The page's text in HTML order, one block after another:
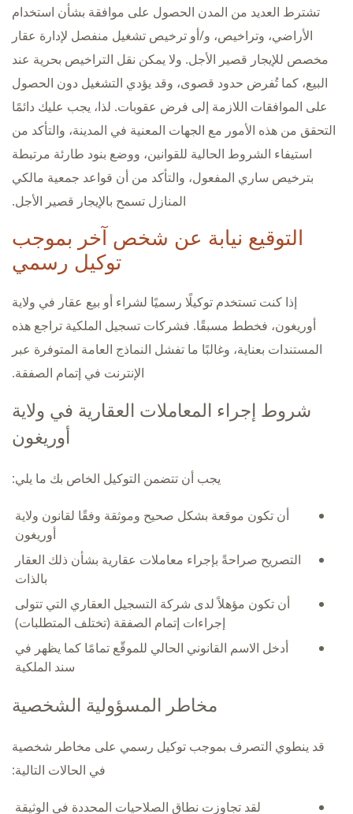
تشترط العديد من المدن الحصول على موافقة بشأن استخدام
الأراضي، وتراخيص، و/أو ترخيص تشغيل منفصل لإدارة عقار
مخصص للإيجار قصير الأجل. ولا يمكن نقل التراخيص بحرية عند
البيع، كما تُفرض حدود قصوى، وقد يؤدي التشغيل دون الحصول
على الموافقات اللازمة إلى فرض عقوبات. لذا، يجب عليك دائمًا
التحقق من هذه الأمور مع الجهات المعنية في المدينة، والتأكد من
استيفاء الشروط الحالية للقوانين، ووضع بنود طارئة مرتبطة
بترخيص ساري المفعول، والتأكد من أن قواعد جمعية مالكي
المنازل تسمح بالإيجار قصير الأجل.
التوقيع نيابة عن شخص آخر بموجب
توكيل رسمي
إذا كنت تستخدم توكيلًا رسميًا لشراء أو بيع عقار في ولاية
أوريغون، فخطط مسبقًا. فشركات تسجيل الملكية تراجع هذه
المستندات بعناية، وغالبًا ما تفشل النماذج العامة المتوفرة عبر
الإنترنت في إتمام الصفقة.
شروط إجراء المعاملات العقارية في ولاية
أوريغون
يجب أن تتضمن التوكيل الخاص بك ما يلي:
أن تكون موقعة بشكل صحيح وموثقة وفقًا لقانون ولاية
أوريغون
التصريح صراحةً بإجراء معاملات عقارية بشأن ذلك العقار
بالذات
أن تكون مؤهلاً لدى شركة التسجيل العقاري التي تتولى
إجراءات إتمام الصفقة (تختلف المتطلبات)
أدخل الاسم القانوني الحالي للموقّع تمامًا كما يظهر في
سند الملكية
مخاطر المسؤولية الشخصية
قد ينطوي التصرف بموجب توكيل رسمي على مخاطر شخصية
في الحالات التالية:
لقد تجاوزت نطاق الصلاحيات المحددة في الوثيقة